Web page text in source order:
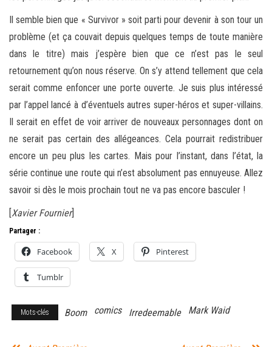
Il semble bien que « Survivor » soit parti pour devenir à son tour un
problème (et ça couvait depuis quelques temps de toute manière
dans le titre) mais j’espère bien que ce n’est pas le seul
retournement qu’on nous réserve. On s’y attend tellement que cela
serait comme enfoncer une porte ouverte. Je suis plus intéressé
par l’appel lancé à d’éventuels autres super-héros et super-villains.
Il serait en effet de voir arriver de nouveaux personnages dont on
ne serait pas certain des allégeances. Cela pourrait redistribuer
encore un peu plus les cartes. Mais pour l’instant, dans l’état, la
série continue une route qui n’est absolument pas ennuyeuse. Allez
savoir si dès le mois prochain tout ne va pas encore basculer !
[Xavier Fournier]
Partager :
Facebook X Pinterest
Tumblr
Mots-clés Boom comics Irredeemable Mark Waid